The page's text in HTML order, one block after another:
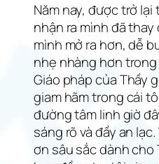
Năm nay, được trở lại
nhận ra mình đã thay
mình mở ra hơn, dễ
nhẹ nhàng hơn
Giáo pháp của Thầy
giam hãm trong cái
đường tâm linh giờ
sáng rõ và đầy an
ơn sâu sắc dành cho